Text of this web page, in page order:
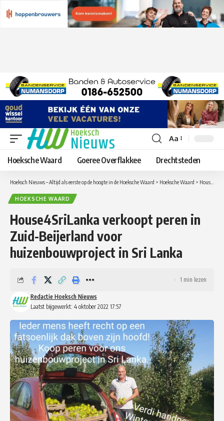
Lettergrootte
aanpassen
Aa
Hoeksche Waard Goeree Overflakkee Drechtsteden
Hoeksch Nieuws – Altijd als eerste op de hoogte in de Hoeksche Waard > Hoeksche Waard > House4SriLanka verkoopt peren in Zuid-Beijerland voor huizenbouwproject in Sri Lanka
HOEKSCHE WAARD
House4SriLanka verkoopt peren in
Zuid-Beijerland voor
huizenbouwproject in Sri Lanka
Laatst bijgewerkt: 4 oktober 2022 17:57
Redactie Hoeksch Nieuws
1 min lezen